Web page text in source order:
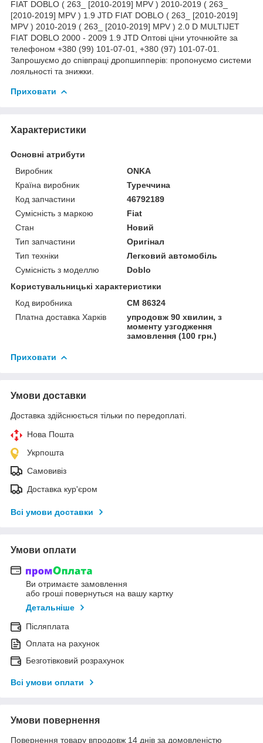
FIAT DOBLO ( 263_ [2010-2019] MPV ) 2010-2019 ( 263_
[2010-2019] MPV ) 1.9 JTD FIAT DOBLO ( 263_ [2010-2019]
MPV ) 2010-2019 ( 263_ [2010-2019] MPV ) 2.0 D MULTIJET
FIAT DOBLO 2000 - 2009 1.9 JTD Оптові ціни уточнюйте за
телефоном +380 (99) 101-07-01, +380 (97) 101-07-01.
Запрошуємо до співпраці дропшипперів: пропонуємо системи
лояльності та знижки.
Приховати
Характеристики
Основні атрибути
Виробник
ONKA
Країна виробник
Туреччина
Код запчастини
46792189
Сумісність з маркою
Fiat
Стан
Новий
Тип запчастини
Оригінал
Тип техніки
Легковий автомобіль
Сумісність з моделлю
Doblo
Користувальницькі характеристики
Код виробника
CM 86324
Платна доставка Харків
упродовж 90 хвилин, з
моменту узгодження
замовлення (100 грн.)
Приховати
Умови доставки
Доставка здійснюється тільки по передоплаті.
Нова Пошта
Укрпошта
Самовивіз
Доставка кур'єром
Всі умови доставки
Умови оплати
Ви отримаєте замовлення
або гроші повернуться на вашу картку
Детальніше
Післяплата
Оплата на рахунок
Безготівковий розрахунок
Всі умови оплати
Умови повернення
Повернення товару впродовж 14 днів за домовленістю